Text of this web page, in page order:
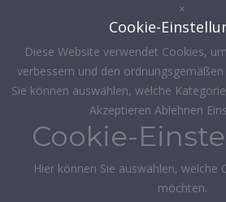
×
Cookie-
Diese Website verwendet Cookies,
verbessern und den
Sie können auswählen, welche
Akzeptieren Ablehnen
Cookie-
Hier können Sie auswählen, welche
möchten.